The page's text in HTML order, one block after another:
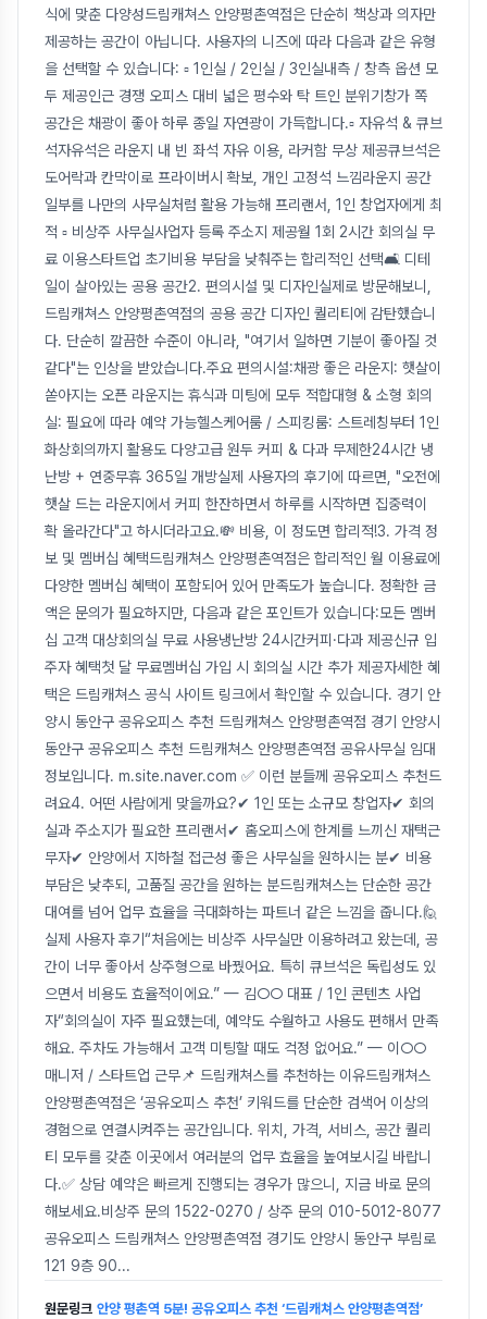
식에 맞춘 다양성드림캐쳐스 안양평촌역점은 단순히 책상과 의자만
제공하는 공간이 아닙니다. 사용자의 니즈에 따라 다음과 같은 유형
을 선택할 수 있습니다: ▫ 1인실 / 2인실 / 3인실내측 / 창측 옵션 모
두 제공인근 경쟁 오피스 대비 넓은 평수와 탁 트인 분위기창가 쪽
공간은 채광이 좋아 하루 종일 자연광이 가득합니다.▫ 자유석 & 큐브
석자유석은 라운지 내 빈 좌석 자유 이용, 라커함 무상 제공큐브석은
도어락과 칸막이로 프라이버시 확보, 개인 고정석 느낌라운지 공간
일부를 나만의 사무실처럼 활용 가능해 프리랜서, 1인 창업자에게 최
적 ▫ 비상주 사무실사업자 등록 주소지 제공월 1회 2시간 회의실 무
료 이용스타트업 초기비용 부담을 낮춰주는 합리적인 선택🛋️ 디테
일이 살아있는 공용 공간2. 편의시설 및 디자인실제로 방문해보니,
드림캐쳐스 안양평촌역점의 공용 공간 디자인 퀄리티에 감탄했습니
다. 단순히 깔끔한 수준이 아니라, "여기서 일하면 기분이 좋아질 것
같다"는 인상을 받았습니다.주요 편의시설:채광 좋은 라운지: 햇살이
쏟아지는 오픈 라운지는 휴식과 미팅에 모두 적합대형 & 소형 회의
실: 필요에 따라 예약 가능헬스케어룸 / 스피킹룸: 스트레칭부터 1인
화상회의까지 활용도 다양고급 원두 커피 & 다과 무제한24시간 냉
난방 + 연중무휴 365일 개방실제 사용자의 후기에 따르면, "오전에
햇살 드는 라운지에서 커피 한잔하면서 하루를 시작하면 집중력이
확 올라간다"고 하시더라고요.💸 비용, 이 정도면 합리적!3. 가격 정
보 및 멤버십 혜택드림캐쳐스 안양평촌역점은 합리적인 월 이용료에
다양한 멤버십 혜택이 포함되어 있어 만족도가 높습니다. 정확한 금
액은 문의가 필요하지만, 다음과 같은 포인트가 있습니다:모든 멤버
십 고객 대상회의실 무료 사용냉난방 24시간커피·다과 제공신규 입
주자 혜택첫 달 무료멤버십 가입 시 회의실 시간 추가 제공자세한 혜
택은 드림캐쳐스 공식 사이트 링크에서 확인할 수 있습니다. 경기 안
양시 동안구 공유오피스 추천 드림캐쳐스 안양평촌역점 경기 안양시
동안구 공유오피스 추천 드림캐쳐스 안양평촌역점 공유사무실 임대
정보입니다. m.site.naver.com ✅ 이런 분들께 공유오피스 추천드
려요4. 어떤 사람에게 맞을까요?✔ 1인 또는 소규모 창업자✔ 회의
실과 주소지가 필요한 프리랜서✔ 홈오피스에 한계를 느끼신 재택근
무자✔ 안양에서 지하철 접근성 좋은 사무실을 원하시는 분✔ 비용
부담은 낮추되, 고품질 공간을 원하는 분드림캐쳐스는 단순한 공간
대여를 넘어 업무 효율을 극대화하는 파트너 같은 느낌을 줍니다.🙋
실제 사용자 후기“처음에는 비상주 사무실만 이용하려고 왔는데, 공
간이 너무 좋아서 상주형으로 바꿨어요. 특히 큐브석은 독립성도 있
으면서 비용도 효율적이에요.” — 김○○ 대표 / 1인 콘텐츠 사업
자“회의실이 자주 필요했는데, 예약도 수월하고 사용도 편해서 만족
해요. 주차도 가능해서 고객 미팅할 때도 걱정 없어요.” — 이○○
매니저 / 스타트업 근무📌 드림캐쳐스를 추천하는 이유드림캐쳐스
안양평촌역점은 ‘공유오피스 추천’ 키워드를 단순한 검색어 이상의
경험으로 연결시켜주는 공간입니다. 위치, 가격, 서비스, 공간 퀄리
티 모두를 갖춘 이곳에서 여러분의 업무 효율을 높여보시길 바랍니
다.✅ 상담 예약은 빠르게 진행되는 경우가 많으니, 지금 바로 문의
해보세요.비상주 문의 1522-0270 / 상주 문의 010-5012-8077
공유오피스 드림캐쳐스 안양평촌역점 경기도 안양시 동안구 부림로
121 9층 90...
원문링크 안양 평촌역 5분! 공유오피스 추천 ‘드림캐쳐스 안양평촌역점’